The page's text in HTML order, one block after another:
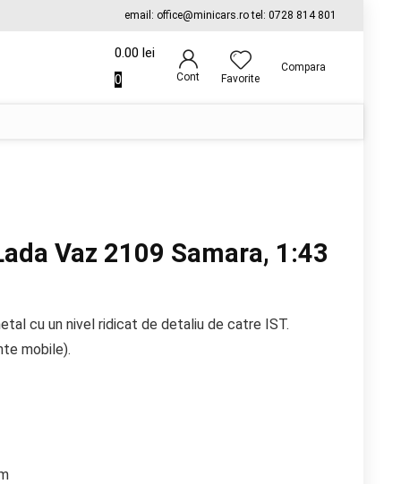
email: office@minicars.ro tel: 0728 814 801
0.00 lei
0
Cont Favorite
Compara
Vaz 2109 Samara, 1:43
cu un nivel ridicat de detaliu de catre IST.
mobile).